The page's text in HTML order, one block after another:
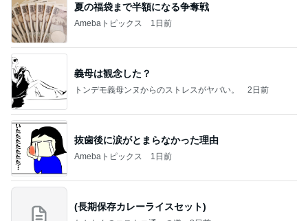
夏の福袋まで半額になる争奪戦
Amebaトピックス 1日前
義母は観念した？
トンデモ義母ンヌからのストレスがヤバい。 2日前
抜歯後に涙がとまらなかった理由
Amebaトピックス 1日前
(長期保存カレーライスセット)